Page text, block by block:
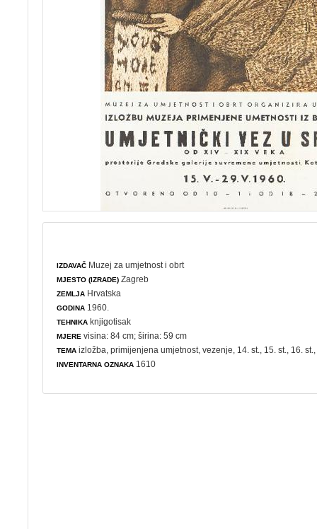
IZDAVAČ Muzej za umjetnost i obrt
MJESTO (IZRADE) Zagreb
ZEMLJA Hrvatska
GODINA 1960.
TEHNIKA knjigotisak
MJERE visina: 84 cm; širina: 59 cm
TEMA izložba ,primijenjena umjetnost ,vezenje , 14. st., 15. st., 16.
INVENTARNA OZNAKA 1610